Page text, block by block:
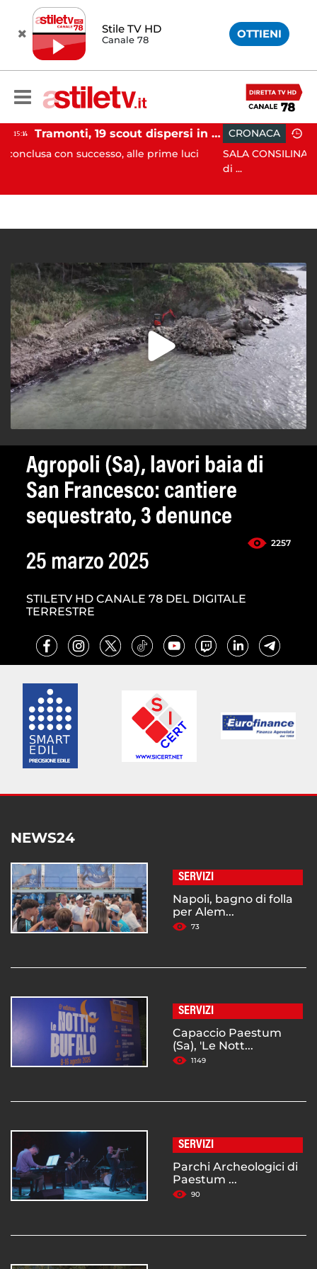
Stile TV HD
Canale 78 OTTIENI
Tramonti, 19 scout dispersi in montagna salvati dai vigili del fuoco
alle prime luci
CRONACA 12:41
SALA CONSILINA. Si ritrovano
Agropoli (Sa), lavori baia di
San Francesco: cantiere
sequestrato, 3 denunce
2257
25 marzo 2025
STILETV HD CANALE 78 DEL DIGITALE
TERRESTRE
NEWS24
SERVIZI
Napoli, bagno di folla
per Alem...
73
SERVIZI
Capaccio Paestum
(Sa), 'Le Nott...
1149
SERVIZI
Parchi Archeologici di
Paestum ...
90